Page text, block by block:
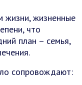
жизни, жизненные
что
план – семья,
сопровождают: